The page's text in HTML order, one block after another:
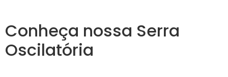
Conheça nossa Serra
Oscilatória